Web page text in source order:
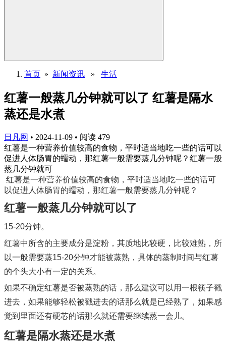
首页 » 新闻资讯 » 生活
红薯一般蒸几分钟就可以了 红薯是隔水
蒸还是水煮
日凡网 • 2024-11-09 • 阅读 479
红薯是一种营养价值较高的食物，平时适当地吃一些的话可以
促进人体肠胃的蠕动，那红薯一般需要蒸几分钟呢？红薯一般
蒸几分钟就可
红薯是一种营养价值较高的食物，平时适当地吃一些的话可
以促进人体肠胃的蠕动，那红薯一般需要蒸几分钟呢？
红薯一般蒸几分钟就可以了
15-20分钟。
红薯中所含的主要成分是淀粉，其质地比较硬，比较难熟，所
以一般需要蒸15-20分钟才能被蒸熟，具体的蒸制时间与红薯
的个头大小有一定的关系。
如果不确定红薯是否被蒸熟的话，那么建议可以用一根筷子戳
进去，如果能够轻松被戳进去的话那么就是已经熟了，如果感
觉到里面还有硬芯的话那么就还需要继续蒸一会儿。
红薯是隔水蒸还是水煮